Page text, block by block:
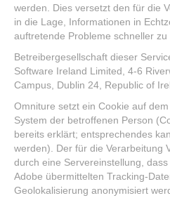
werden. Dies versetzt den für die
in die Lage, Informationen in
auftretende Probleme schneller zu
Betreibergesellschaft dieser
Software Ireland Limited, 4-6
Campus, Dublin 24, Republic of
Omniture setzt ein Cookie auf
System der betroffenen Person
bereits erklärt; entsprechendes
werden). Der für die Verarbeitung
durch eine Servereinstellung,
Adobe übermittelten Tracking-
Geolokalisierung anonymisiert